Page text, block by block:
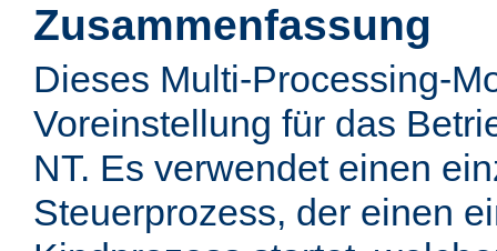
Zusammenfassung
Dieses Multi-Processing-
Voreinstellung für das
NT. Es verwendet einen
Steuerprozess, der einen